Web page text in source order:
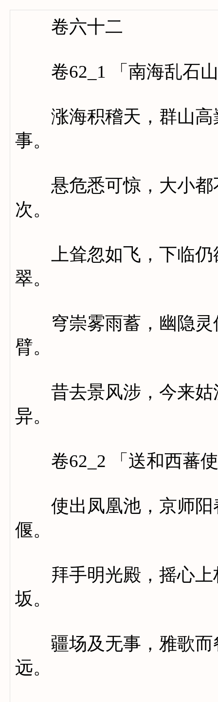
卷六十二
卷62_1 「南海乱石山
涨海积稽天，群山高
事。
悬危悉可惊，大小都
次。
上耸忽如飞，下临仍
翠。
穹崇雾雨蓄，幽隐灵
臂。
昔去景风涉，今来姑
异。
卷62_2 「送和西蕃使
使出凤凰池，京师阳
偃。
拜手明光殿，摇心上
坂。
疆场及无事，雅歌而
远。